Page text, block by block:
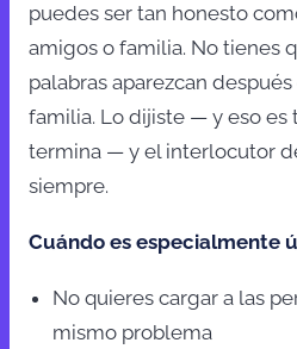
puedes ser tan honesto
amigos o familia. No tienes
palabras aparezcan
familia. Lo dijiste — y eso es
termina — y el interlocutor
siempre.
Cuándo es especialmente
No quieres cargar a las
mismo problema